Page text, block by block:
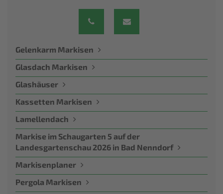
Gelenkarm Markisen
Glasdach Markisen
Glashäuser
Kassetten Markisen
Lamellendach
Markise im Schaugarten 5 auf der
Landesgartenschau 2026 in Bad Nenndorf
Markisenplaner
Pergola Markisen